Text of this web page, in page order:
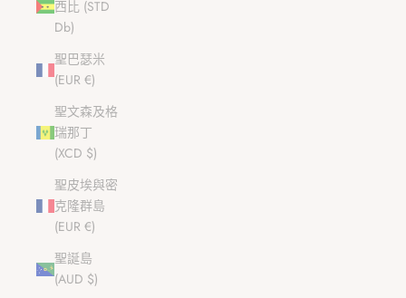
西比 (STD
Db)
聖巴瑟米
(EUR €)
聖文森及格
瑞那丁
(XCD $)
聖皮埃與密
克隆群島
(EUR €)
聖誕島
(AUD $)